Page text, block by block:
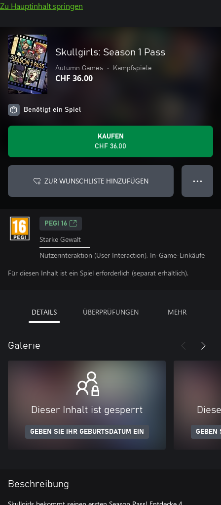
Zu Hauptinhalt springen
Skullgirls: Season 1 Pass
Autumn Games • Kampfspiele
CHF 36.00
Benötigt ein Spiel
KAUFEN
CHF 36.00
ZUR WUNSCHLISTE HINZUFÜGEN ● ● ●
PEGI 16
Starke Gewalt
Nutzerinteraktion (User Interaction), In-Game-Einkäufe
Für diesen Inhalt ist ein Spiel erforderlich (separat erhältlich).
DETAILS ÜBERPRÜFUNGEN MEHR
Galerie
Dieser Inhalt ist gesperrt
GEBEN SIE IHR GEBURTSDATUM EIN GEBEN
Beschreibung